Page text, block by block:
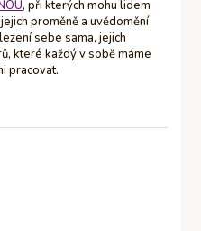
, při kterých mohu lidem
proměně a uvědomění
sebe sama, jejich
které každý v sobě máme
pracovat.